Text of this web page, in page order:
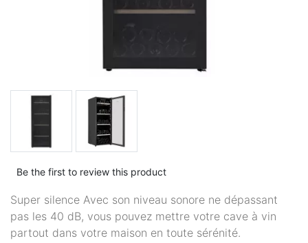
Be the first to review this product
Super silence Avec son niveau sonore ne dépassant
pas les 40 dB, vous pouvez mettre votre cave à vin
partout dans votre maison en toute sérénité.